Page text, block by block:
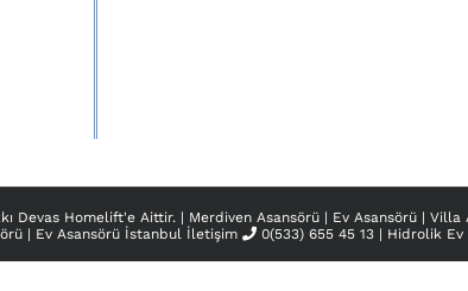
Devas Homelift'e Aittir. | Merdiven Asansörü | Ev Asansörü | Villa
| Ev Asansörü İstanbul İletişim 0(533) 655 45 13| Hidrolik Ev